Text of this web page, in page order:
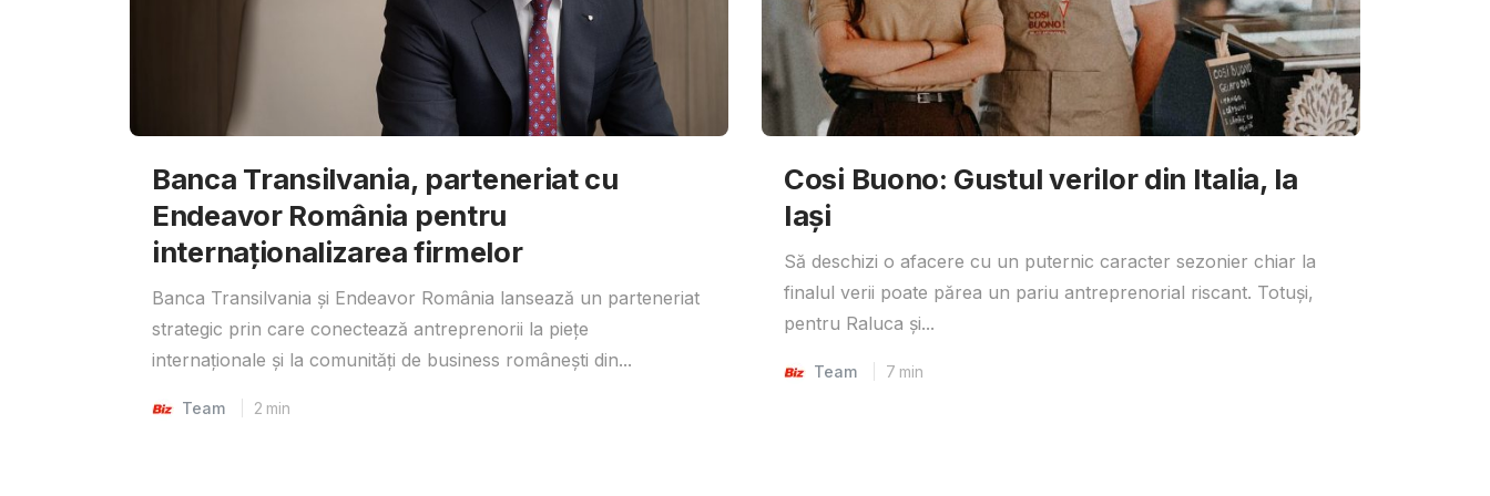
Banca Transilvania, parteneriat cu
Endeavor România pentru
internaționalizarea firmelor
Banca Transilvania și Endeavor România lansează un parteneriat
strategic prin care conectează antreprenorii la piețe
internaționale și la comunități de business românești din...
Team 2 min
Cosi Buono: Gustul verilor din Italia, la
Iași
Să deschizi o afacere cu un puternic caracter sezonier chiar la
finalul verii poate părea un pariu antreprenorial riscant. Totuși,
pentru Raluca și...
Team 7 min